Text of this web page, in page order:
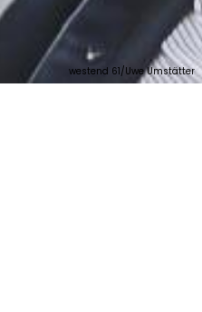
westend 61/Uwe Umstätter